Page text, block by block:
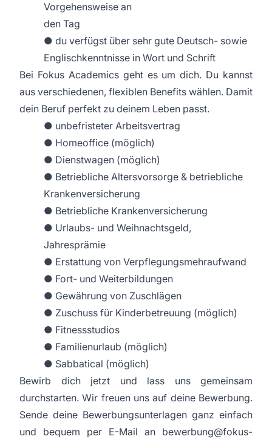
Vorgehensweise an
den Tag
● du verfügst über sehr gute Deutsch- sowie
Englischkenntnisse in Wort und Schrift
Bei Fokus Academics geht es um dich. Du kannst
aus verschiedenen, flexiblen Benefits wählen. Damit
dein Beruf perfekt zu deinem Leben passt.
● unbefristeter Arbeitsvertrag
● Homeoffice (möglich)
● Dienstwagen (möglich)
● Betriebliche Altersvorsorge & betriebliche
Krankenversicherung
● Betriebliche Krankenversicherung
● Urlaubs- und Weihnachtsgeld,
Jahresprämie
● Erstattung von Verpflegungsmehraufwand
● Fort- und Weiterbildungen
● Gewährung von Zuschlägen
● Zuschuss für Kinderbetreuung (möglich)
● Fitnessstudios
● Familienurlaub (möglich)
● Sabbatical (möglich)
Bewirb dich jetzt und lass uns gemeinsam
durchstarten. Wir freuen uns auf deine Bewerbung.
Sende deine Bewerbungsunterlagen ganz einfach
und bequem per E-Mail an bewerbung@fokus-